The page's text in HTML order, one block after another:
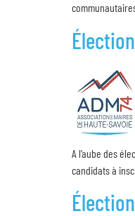
A l’aube des
candidats à